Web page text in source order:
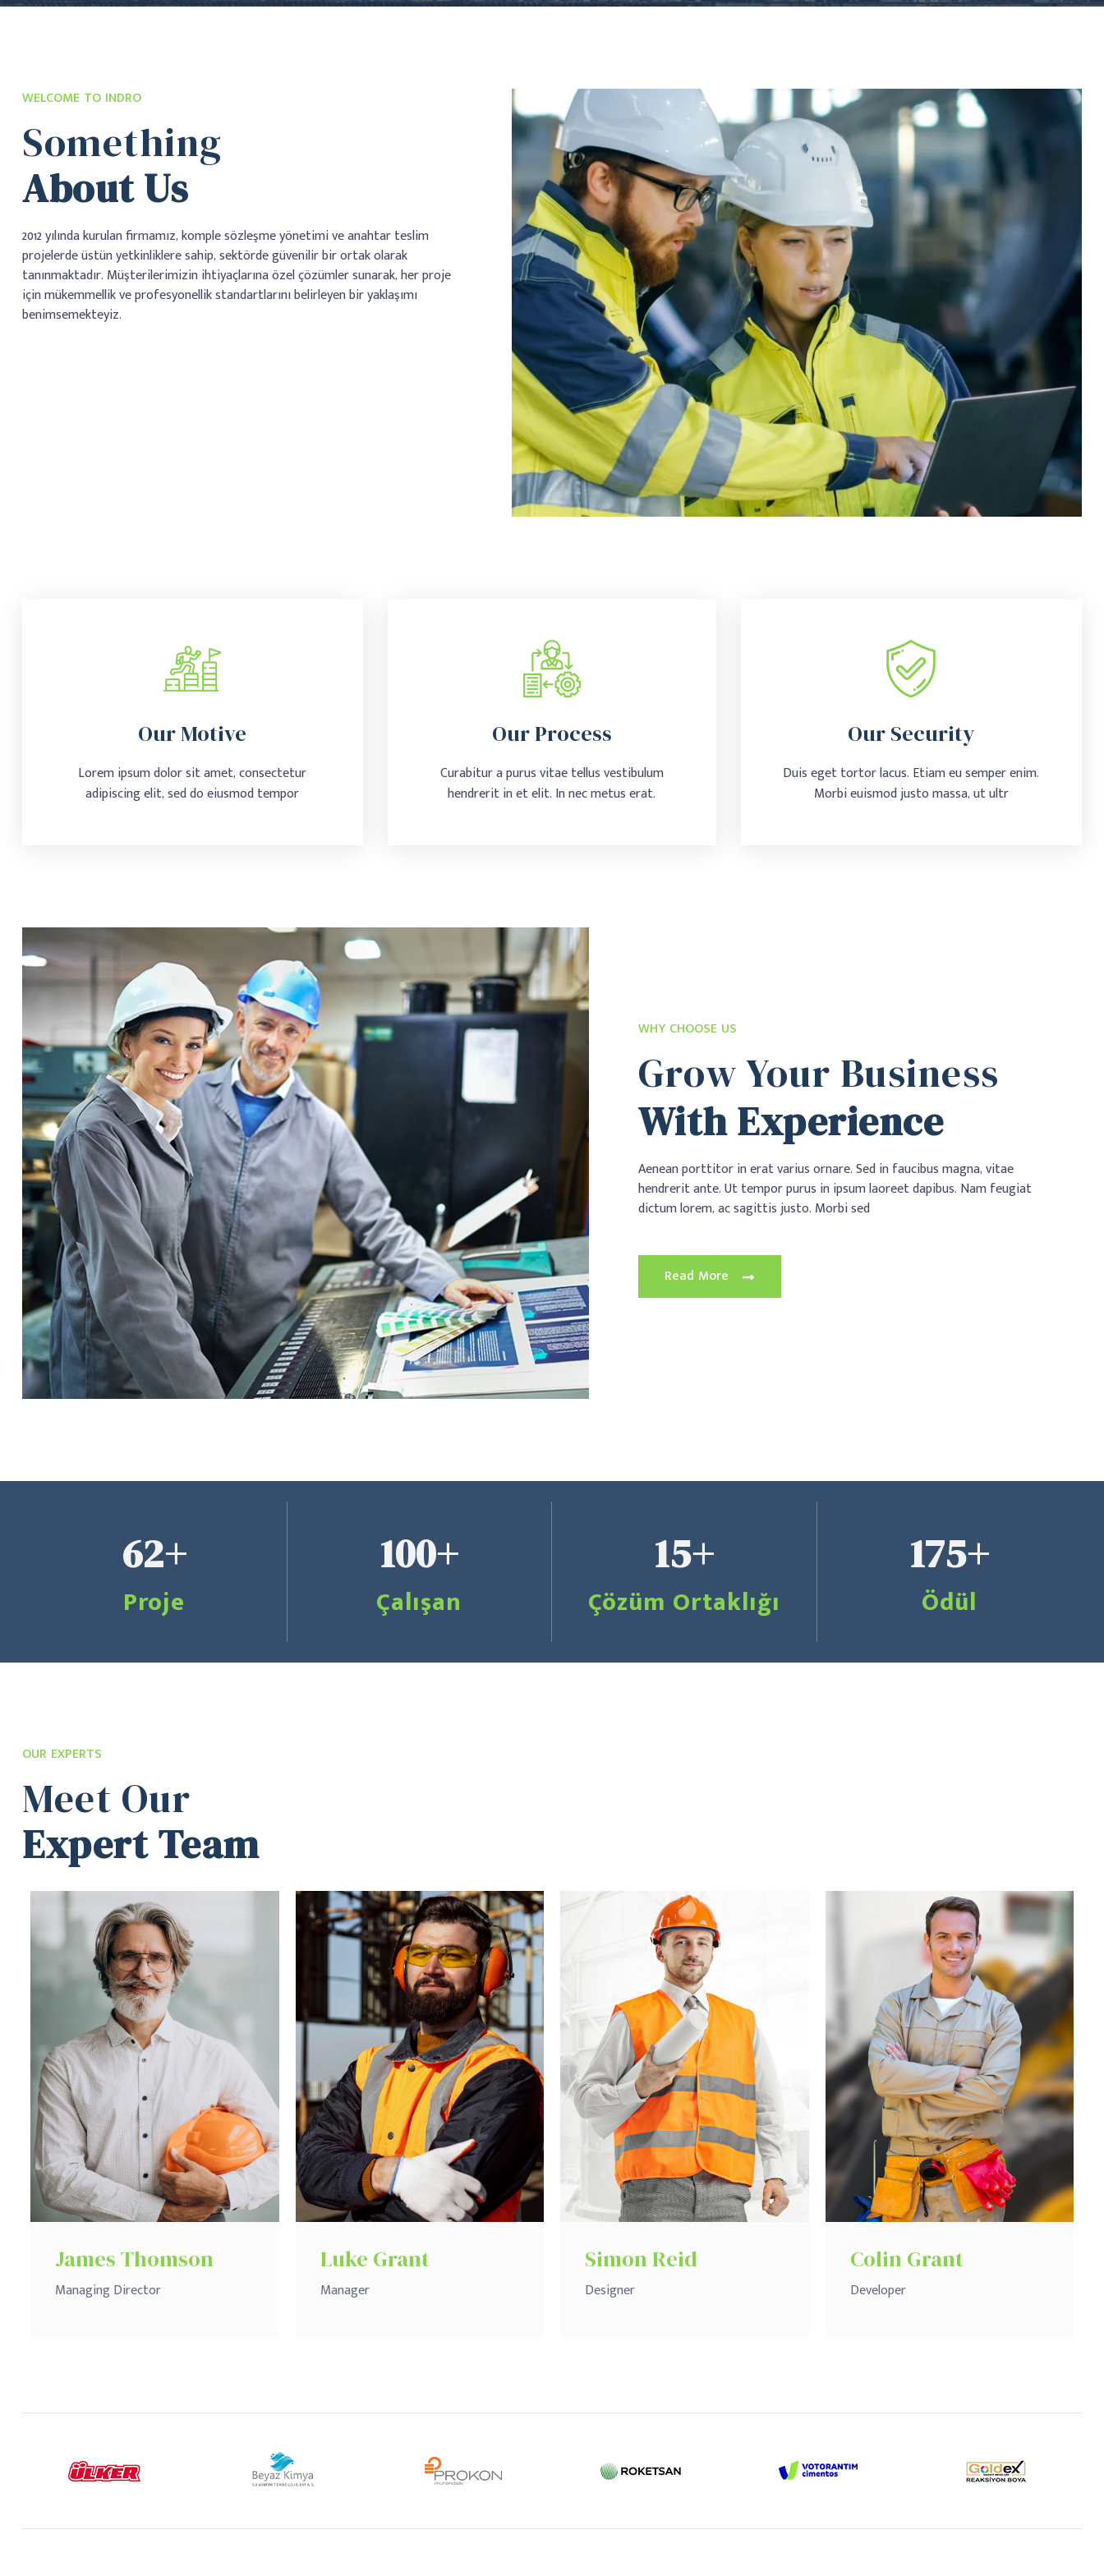
WELCOME TO INDRO
Something
About Us
2012 yılında kurulan firmamız, komple sözleşme yönetimi ve anahtar teslim
projelerde üstün yetkinliklere sahip, sektörde güvenilir bir ortak olarak
tanınmaktadır. Müşterilerimizin ihtiyaçlarına özel çözümler sunarak, her proje
için mükemmellik ve profesyonellik standartlarını belirleyen bir yaklaşımı
benimsemekteyiz.
Our Motive
Lorem ipsum dolor sit amet, consectetur
adipiscing elit, sed do eiusmod tempor
Lorem ipsum dolor sit amet, consectetur adipiscing
elit, sed do eiusmod tempor
Learn More
Our Process
Curabitur a purus vitae tellus vestibulum
hendrerit in et elit. In nec metus erat.
Curabitur a purus vitae tellus vestibulum hendrerit
in et elit. In nec metus erat.
Learn More
Our Security
Duis eget tortor lacus. Etiam eu semper enim.
Morbi euismod justo massa, ut ultr
WHY CHOOSE US
Grow Your Business
With Experience
Aenean porttitor in erat varius ornare. Sed in faucibus magna, vitae
hendrerit ante. Ut tempor purus in ipsum laoreet dapibus. Nam feugiat
dictum lorem, ac sagittis justo. Morbi sed
Read More
62+
Proje
100+
Çalışan
15+
Çözüm Ortaklığı
175+
Ödül
OUR EXPERTS
Meet Our
Expert Team
James Thomson
Managing Director
Luke Grant
Manager
Simon Reid
Designer
Colin Grant
Developer